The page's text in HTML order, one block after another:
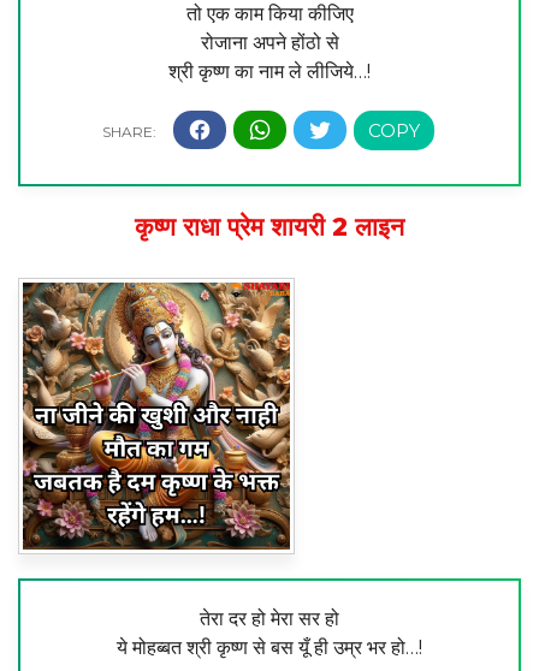
तो एक काम किया कीजिए
रोजाना अपने होंठो से
श्री कृष्ण का नाम ले लीजिये…!
कृष्ण राधा प्रेम शायरी 2 लाइन
तेरा दर हो मेरा सर हो
ये मोहब्बत श्री कृष्ण से बस यूँ ही उम्र भर हो…!